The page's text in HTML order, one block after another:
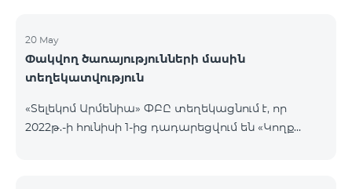
20 May
Փակվող ծառայությունների մասին
տեղեկատվություն
«Տելեկոմ Արմենիա» ՓԲԸ տեղեկացնում է, որ
2022թ.-ի հունիսի 1-ից դադարեցվում են «Կողք